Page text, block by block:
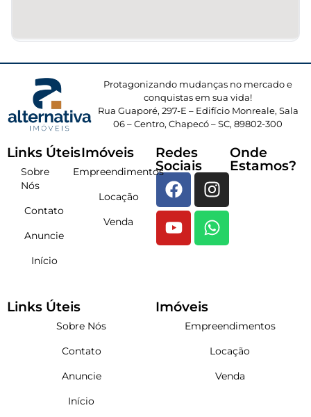
Protagonizando mudanças no mercado e
conquistas em sua vida!
Rua Guaporé, 297-E – Edifício Monreale, Sala
06 – Centro, Chapecó – SC, 89802-300
Links Úteis
Sobre
Nós
Contato
Anuncie
Início
Imóveis
Empreendimentos
Locação
Venda
Redes
Sociais
Onde
Estamos?
Links Úteis
Sobre Nós
Contato
Anuncie
Início
Imóveis
Empreendimentos
Locação
Venda